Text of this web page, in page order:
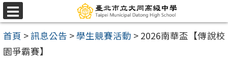
跳
至
主
要
選
單
首頁 >訊息公告 >學生競賽活動 > 2026南華盃【傳說校
園爭霸賽】